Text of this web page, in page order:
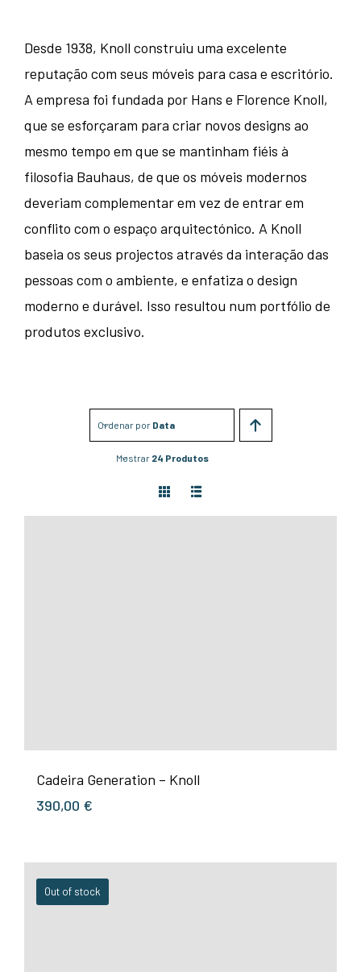
Desde 1938, Knoll construiu uma excelente
reputação com seus móveis para casa e escritório.
A empresa foi fundada por Hans e Florence Knoll,
que se esforçaram para criar novos designs ao
mesmo tempo em que se mantinham fiéis à
filosofia Bauhaus, de que os móveis modernos
deveriam complementar em vez de entrar em
conflito com o espaço arquitectónico. A Knoll
baseia os seus projectos através da interação das
pessoas com o ambiente, e enfatiza o design
moderno e durável. Isso resultou num portfólio de
produtos exclusivo.
Ordenar por Data
Mostrar 24 Produtos
Cadeira Generation – Knoll
390,00 €
Out of stock